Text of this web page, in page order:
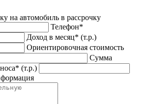
на автомобиль в рассрочку
Телефон*
Доход в месяц* (т.р.)
Ориентировочная стоимость
Сумма
(т.р.)